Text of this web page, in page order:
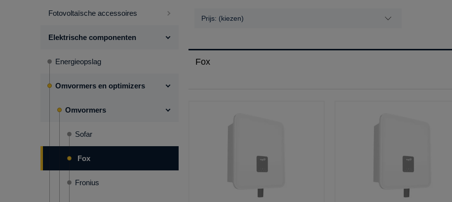
Fotovoltaïsche accessoires
Elektrische componenten
Energieopslag
Omvormers en optimizers
Omvormers
Sofar
Fox
Fronius
Prijs: (kiezen)
Fox